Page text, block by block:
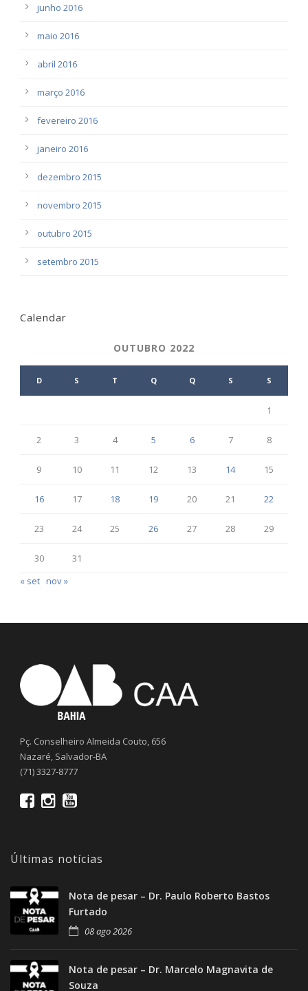
junho 2016
maio 2016
abril 2016
março 2016
fevereiro 2016
janeiro 2016
dezembro 2015
novembro 2015
outubro 2015
setembro 2015
Calendar
OUTUBRO 2022
D S T Q Q S S
1
2 3 4 5 6 7 8
9 10 11 12 13 14 15
16 17 18 19 20 21 22
23 24 25 26 27 28 29
30
31
« set nov »
Pç. Conselheiro Almeida Couto, 656
Nazaré, Salvador-BA
(71) 3327-8777
Últimas notícias
Nota de pesar – Dr. Paulo Roberto Bastos
Furtado
08 ago 2026
Nota de pesar – Dr. Marcelo Magnavita de
Souza